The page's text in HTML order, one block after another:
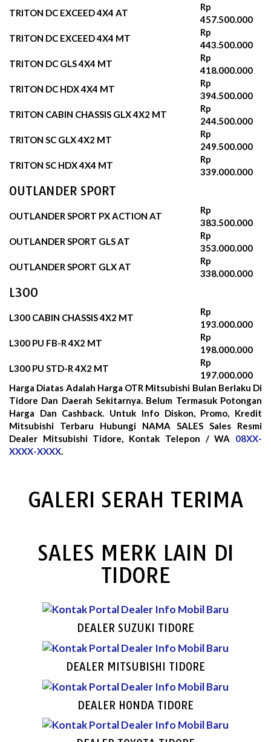
TRITON DC EXCEED 4X4 AT
Rp
457.500.000
TRITON DC EXCEED 4X4 MT
Rp
443.500.000
TRITON DC GLS 4X4 MT
Rp
418.000.000
TRITON DC HDX 4X4 MT
Rp
394.500.000
TRITON CABIN CHASSIS GLX 4X2 MT
Rp
244.500.000
TRITON SC GLX 4X2 MT
Rp
249.500.000
TRITON SC HDX 4X4 MT
Rp
339.000.000
OUTLANDER SPORT
OUTLANDER SPORT PX ACTION AT
Rp
383.500.000
OUTLANDER SPORT GLS AT
Rp
353.000.000
OUTLANDER SPORT GLX AT
Rp
338.000.000
L300
L300 CABIN CHASSIS 4X2 MT
Rp
193.000.000
L300 PU FB-R 4X2 MT
Rp
198.000.000
L300 PU STD-R 4X2 MT
Rp
197.000.000
Harga Diatas Adalah Harga OTR Mitsubishi Bulan Berlaku Di
Tidore Dan Daerah Sekitarnya. Belum Termasuk Potongan
Harga Dan Cashback. Untuk Info Diskon, Promo, Kredit
Mitsubishi Terbaru Hubungi NAMA SALES Sales Resmi
Dealer Mitsubishi Tidore, Kontak Telepon / WA 08XX-
XXXX-XXXX.
GALERI SERAH TERIMA
SALES MERK LAIN DI
TIDORE
DEALER SUZUKI TIDORE
DEALER MITSUBISHI TIDORE
DEALER HONDA TIDORE